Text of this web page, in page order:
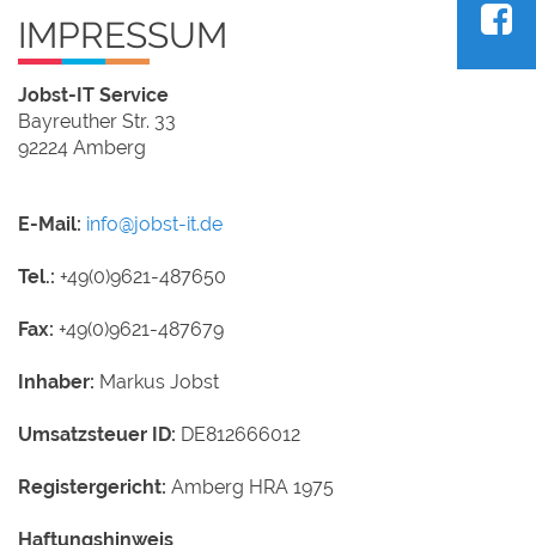
IMPRESSUM
Jobst-IT Service
Bayreuther Str. 33
92224 Amberg
E-Mail: info@jobst-it.de
Tel.: +49(0)9621-487650
Fax: +49(0)9621-487679
Inhaber: Markus Jobst
Umsatzsteuer ID: DE812666012
Registergericht: Amberg HRA 1975
Haftungshinweis